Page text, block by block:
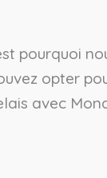
pourquoi
opter
avec